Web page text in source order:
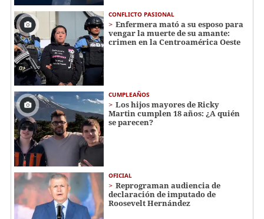
CONFLICTO PASIONAL
Enfermera mató a su esposo para
vengar la muerte de su amante:
crimen en la Centroamérica Oeste
CUMPLEAÑOS
Los hijos mayores de Ricky
Martin cumplen 18 años: ¿A quién
se parecen?
OFICIAL
Reprograman audiencia de
declaración de imputado de
Roosevelt Hernández